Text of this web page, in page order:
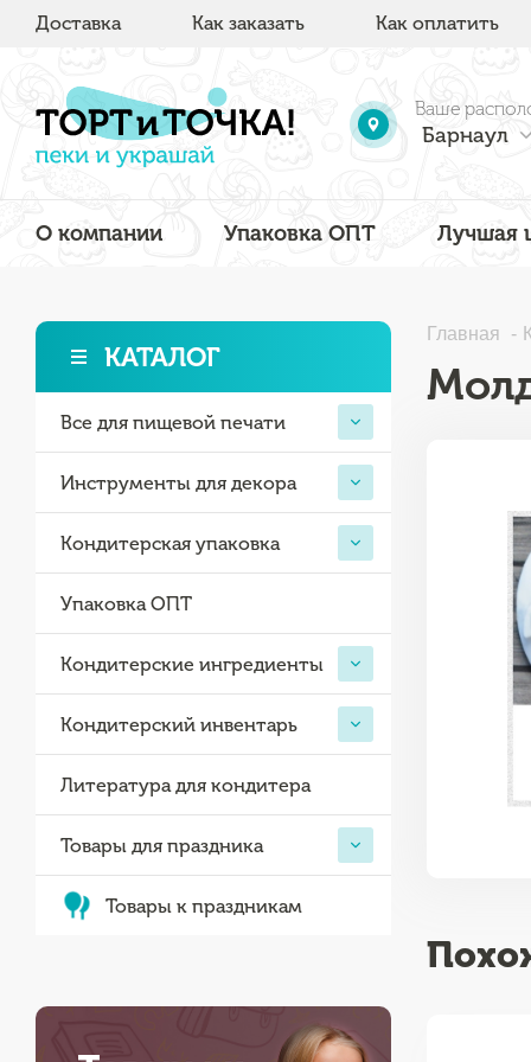
Доставка Как заказать Как оплатить
Ваше
Барнаул
О компании Упаковка ОПТ Лучшая
КАТАЛОГ
Все для пищевой печати
Инструменты для декора
Кондитерская упаковка
Упаковка ОПТ
Кондитерские ингредиенты
Кондитерский инвентарь
Литература для кондитера
Товары для праздника
Товары к праздникам
Главная